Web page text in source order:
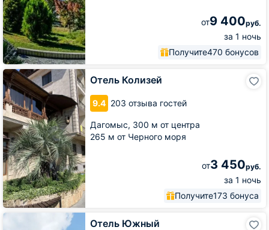
от9 400руб.
за 1 ночь
Получите470 бонусов
Отель Колизей
9.4 203 отзыва гостей
Дагомыс, 300 м от центра
265 м от Черного моря
от3 450руб.
за 1 ночь
Получите173 бонуса
Отель
Колизей
Отель Южный
Отель